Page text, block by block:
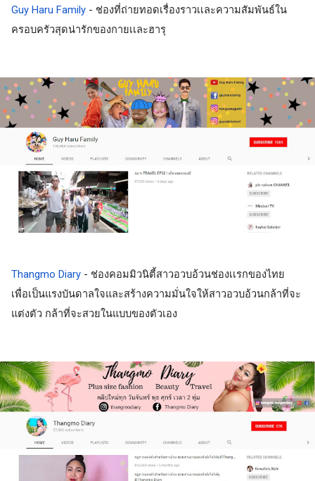
Guy Haru Family - ช่องที่ถ่ายทอดเรื่องราวเเละความสัมพันธ์ใน
ครอบครัวสุดน่ารักของกายเเละฮารุ
Thangmo Diary - ช่องคอมมิวนิตี้สาวอวบอ้วนช่องเเรกของไทย
เพื่อเป็นแรงบันดาลใจและสร้างความมั่นใจให้สาวอวบอ้วนกล้าที่จะ
แต่งตัว กล้าที่จะสวยในแบบของตัวเอง